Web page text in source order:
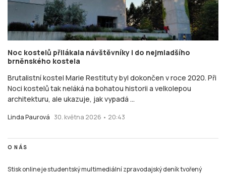
Noc kostelů přilákala návštěvníky i do nejmladšího
brněnského kostela
Brutalistní kostel Marie Restituty byl dokončen v roce 2020. Při
Noci kostelů tak neláká na bohatou historii a velkolepou
architekturu, ale ukazuje, jak vypadá ...
Linda Paurová 30. května 2026 • 20:43
O NÁS
Stisk online je studentský multimediální zpravodajský deník tvořený